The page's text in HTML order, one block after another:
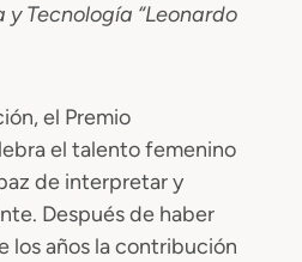
Tecnología “Leonardo
el Premio
el talento femenino
de interpretar y
Después de haber
los años la contribución